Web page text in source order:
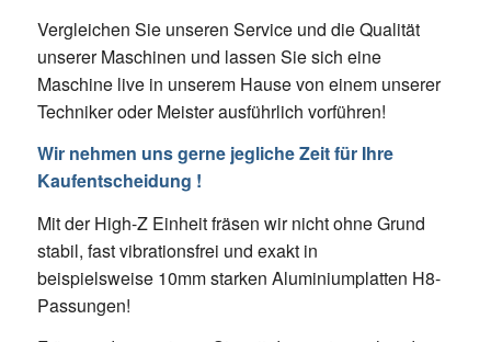
Vergleichen Sie unseren Service und die Qualität
unserer Maschinen und lassen Sie sich eine
Maschine live in unserem Hause von einem unserer
Techniker oder Meister ausführlich vorführen!
Wir nehmen uns gerne jegliche Zeit für Ihre
Kaufentscheidung !
Mit der High-Z Einheit fräsen wir nicht ohne Grund
stabil, fast vibrationsfrei und exakt in
beispielsweise 10mm starken Aluminiumplatten H8-
Passungen!